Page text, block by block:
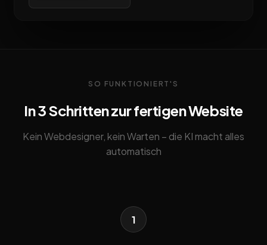
SO FUNKTIONIERT'S
In 3 Schritten zur fertigen Website
Kein Webdesigner, kein Warten – die KI macht alles
automatisch
1